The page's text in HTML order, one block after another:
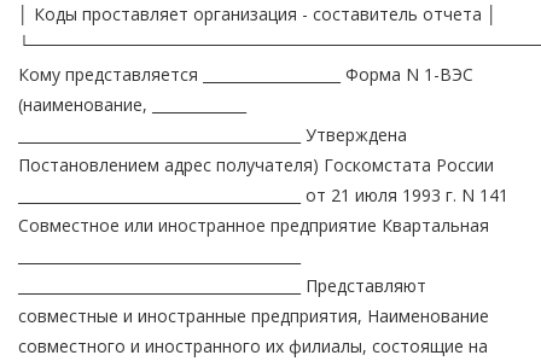
│ Коды проставляет организация - составитель отчета │
Кому представляется ___________________ Форма N 1-ВЭС
(наименование, _____________
_______________________________________ Утверждена
Постановлением адрес получателя) Госкомстата России
_______________________________________ от 21 июля 1993 г. N 141
Совместное или иностранное предприятие Квартальная
_______________________________________ Представляют
совместные и иностранные предприятия, Наименование
совместного и иностранного их филиалы, состоящие на